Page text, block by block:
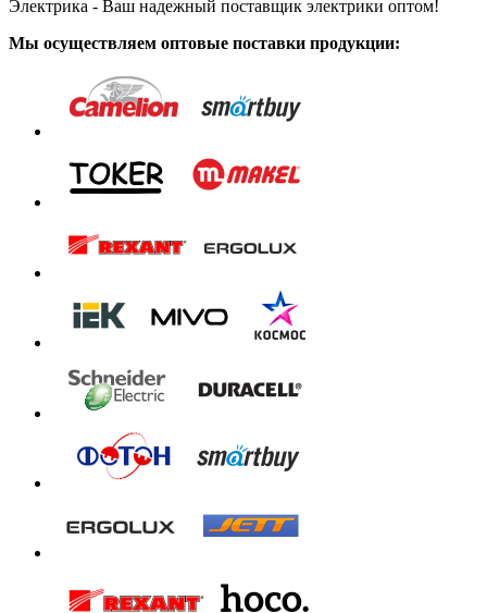
Электрика - Ваш надежный поставщик электрики оптом!
Мы осуществляем оптовые поставки продукции: